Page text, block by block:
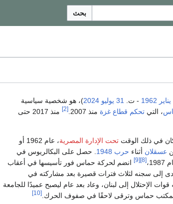
بحث
1962 - ت. 31 يوليو 2024)، هو شخصية سياسية
، التي تحكم قطاع غزة منذ 2007. [2]
منذ 2017 حتى
في ذلك الوقت تحت الإدارة المصرية
، عام 1962 أو
عسقلان أثناء حرب 1948
. حصل على البكالريوس في
[8]
[9]
انضم لحركة حماس فور تأسيسها في أعقاب
إلى سجنه لثلاث فترات قصيرة بعد مشاركته في
بعد إطلاق سراحه عام 1992، نفته قوات الإحتلال إلى لبنان، وعاد بعد عام ليصبح عميدًا للجامعة
[10]